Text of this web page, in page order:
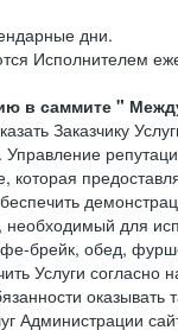
дни.
Исполнителем
в саммите "
Заказчику
для
брейк, обед,
Услуги
Администрации